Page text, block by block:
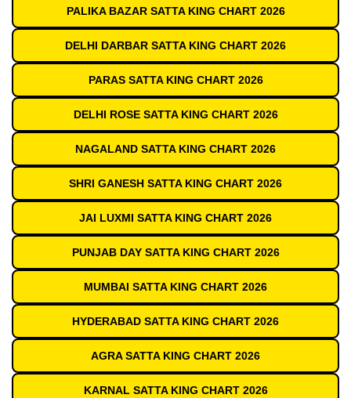
PALIKA BAZAR SATTA KING CHART 2026
DELHI DARBAR SATTA KING CHART 2026
PARAS SATTA KING CHART 2026
DELHI ROSE SATTA KING CHART 2026
NAGALAND SATTA KING CHART 2026
SHRI GANESH SATTA KING CHART 2026
JAI LUXMI SATTA KING CHART 2026
PUNJAB DAY SATTA KING CHART 2026
MUMBAI SATTA KING CHART 2026
HYDERABAD SATTA KING CHART 2026
AGRA SATTA KING CHART 2026
KARNAL SATTA KING CHART 2026